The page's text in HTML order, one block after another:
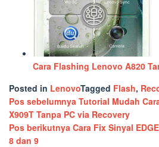
Cara Flashing Lenovo A820
Posted in LenovoTagged Flash,
Navigasi
pos
Pos sebelumnya Tutorial Mudah
X909T Tanpa PC via Recovery
Pos berikutnya Cara Fix Sinyal
8 dan 9